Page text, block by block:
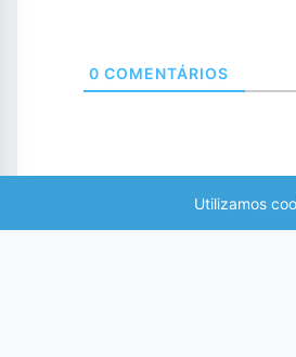
0 COMENTÁRIOS